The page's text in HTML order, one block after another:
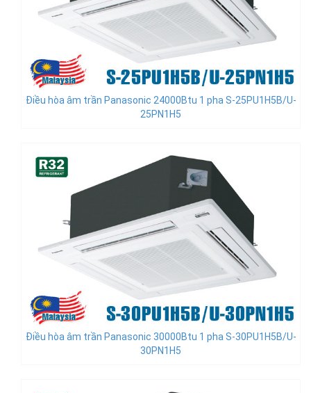
Điều hòa âm trần Panasonic 24000Btu 1 pha S-25PU1H5B/U-
25PN1H5
Điều hòa âm trần Panasonic 30000Btu 1 pha S-30PU1H5B/U-
30PN1H5